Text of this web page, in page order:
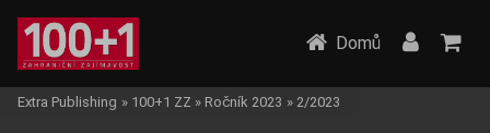
Domů
Extra Publishing » 100+1 ZZ » Ročník 2023 » 2/2023